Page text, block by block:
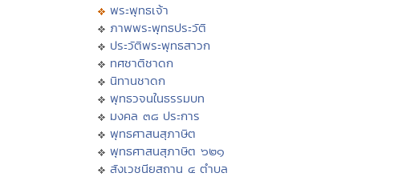
พระพุทธเจ้า
ภาพพระพุทธประวัติ
ประวัติพระพุทธสาวก
ทศชาติชาดก
นิทานชาดก
พุทธวจนในธรรมบท
มงคล ๓๘ ประการ
พุทธศาสนสุภาษิต
พุทธศาสนสุภาษิต ๖๒๑
สังเวชนียสถาน ๔ ตำบล